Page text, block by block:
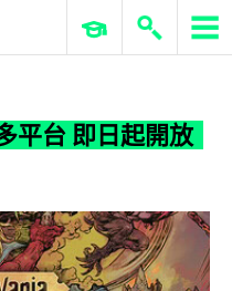
多平台 即日起開放預購
ERP 與商業 AI
平台 即日起開放